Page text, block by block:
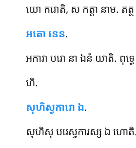
យោ ករោតិ, ស កត្តា នាម. ត
អតោ នេន.
អការា បរោ នា ឯនំ យាតិ. ពុទ្ធ
ហិ.
សុហិស្វការោ ឯ.
សុហិសុបរេស្វការស្ស ឯ ហោតិ.